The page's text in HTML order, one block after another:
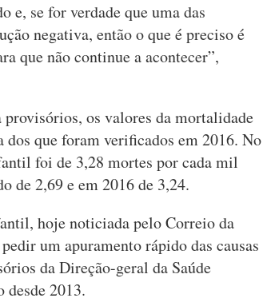
e, se for verdade que uma das
negativa, então o que é preciso é
que não continue a acontecer”,
os valores da mortalidade
que foram verificados em 2016. No
foi de 3,28 mortes por cada mil
de 2,69 e em 2016 de 3,24.
hoje noticiada pelo Correio da
um apuramento rápido das causas
da Direção-geral da Saúde
2013.